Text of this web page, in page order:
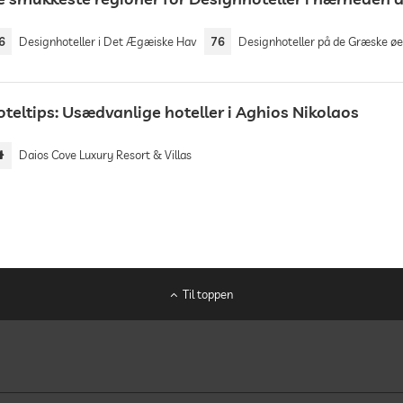
Designhoteller i Det Ægæiske Hav 76 Designhoteller på de Græske
Usædvanlige hoteller i Aghios Nikolaos
Daios Cove Luxury Resort & Villas
Til toppen